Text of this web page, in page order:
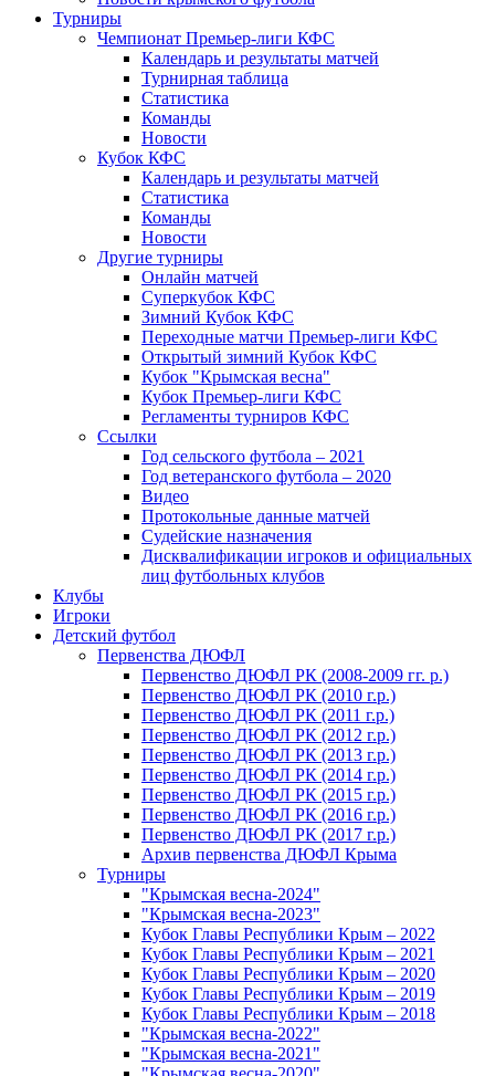
Турниры
Чемпионат Премьер-лиги КФС
Календарь и результаты матчей
Турнирная таблица
Статистика
Команды
Новости
Кубок КФС
Календарь и результаты матчей
Статистика
Команды
Новости
Другие турниры
Онлайн матчей
Суперкубок КФС
Зимний Кубок КФС
Переходные матчи Премьер-лиги КФС
Открытый зимний Кубок КФС
Кубок "Крымская весна"
Кубок Премьер-лиги КФС
Регламенты турниров КФС
Ссылки
Год сельского футбола – 2021
Год ветеранского футбола – 2020
Видео
Протокольные данные матчей
Судейские назначения
Дисквалификации игроков и официальных
лиц футбольных клубов
Клубы
Игроки
Детский футбол
Первенства ДЮФЛ
Первенство ДЮФЛ РК (2008-2009 гг. р.)
Первенство ДЮФЛ РК (2010 г.р.)
Первенство ДЮФЛ РК (2011 г.р.)
Первенство ДЮФЛ РК (2012 г.р.)
Первенство ДЮФЛ РК (2013 г.р.)
Первенство ДЮФЛ РК (2014 г.р.)
Первенство ДЮФЛ РК (2015 г.р.)
Первенство ДЮФЛ РК (2016 г.р.)
Первенство ДЮФЛ РК (2017 г.р.)
Архив первенства ДЮФЛ Крыма
Турниры
"Крымская весна-2024"
"Крымская весна-2023"
Кубок Главы Республики Крым – 2022
Кубок Главы Республики Крым – 2021
Кубок Главы Республики Крым – 2020
Кубок Главы Республики Крым – 2019
Кубок Главы Республики Крым – 2018
"Крымская весна-2022"
"Крымская весна-2021"